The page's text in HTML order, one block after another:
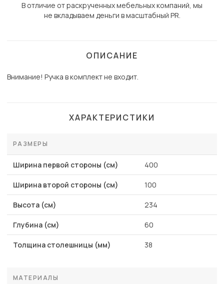
В отличие от раскрученных мебельных компаний, мы
не вкладываем деньги в масштабный PR.
ОПИСАНИЕ
Внимание! Ручка в комплект не входит.
ХАРАКТЕРИСТИКИ
РАЗМЕРЫ
Ширина первой стороны (см) 400
Ширина второй стороны (см) 100
Высота (см) 234
Глубина (см) 60
Толщина столешницы (мм) 38
МАТЕРИАЛЫ